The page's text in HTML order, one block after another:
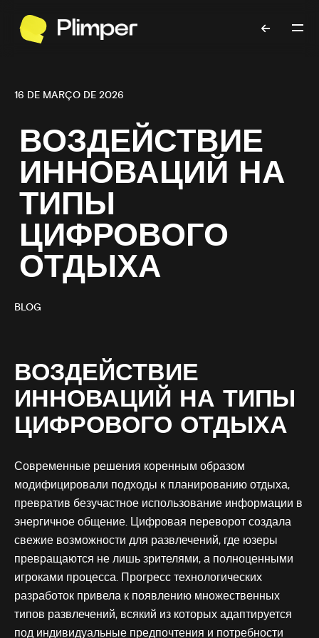
16 DE MARÇO DE 2026
ВОЗДЕЙСТВИЕ
ИННОВАЦИЙ НА
ТИПЫ
ЦИФРОВОГО
ОТДЫХА
BLOG
ВОЗДЕЙСТВИЕ
ИННОВАЦИЙ НА ТИПЫ
ЦИФРОВОГО ОТДЫХА
Современные решения коренным образом
модифицировали подходы к планированию отдыха,
превратив безучастное использование информации в
энергичное общение. Цифровая переворот создала
свежие возможности для развлечений, где юзеры
превращаются не лишь зрителями, а полноценными
игроками процесса. Прогресс технологических
разработок привела к появлению множественных
типов развлечений, всякий из которых адаптируется
под индивидуальные предпочтения и потребности